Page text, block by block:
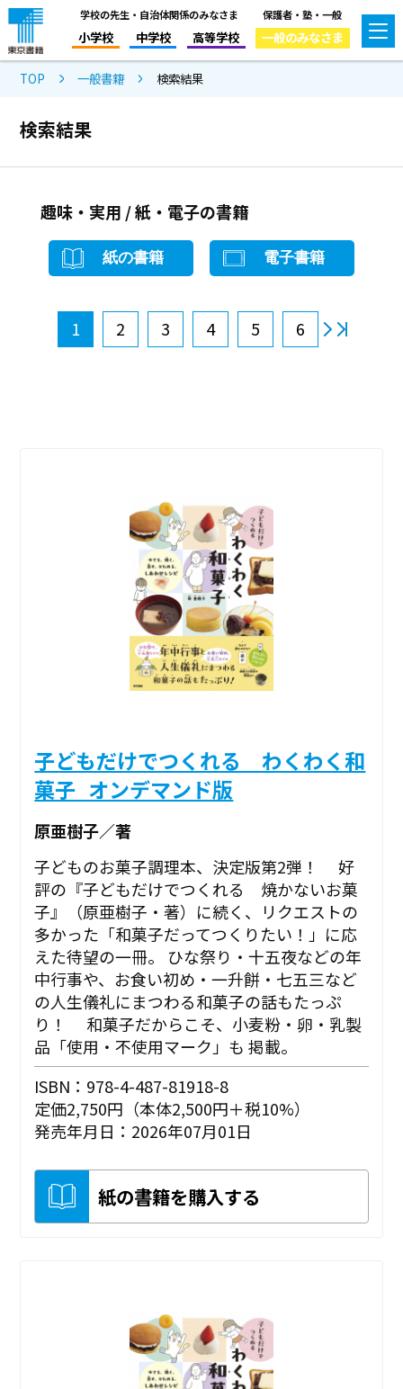
学校の先生・自治体関係のみなさま
小学校 中学校 高等学校
保護者・塾・一般
一般のみなさま
TOP 一般書籍 検索結果
検索結果
趣味・実用 / 紙・電子の書籍
紙の書籍 電子書籍
1 2 3 4 5 6
子どもだけでつくれる わくわく和
菓子_オンデマンド版
原亜樹子／著
子どものお菓子調理本、決定版第2弾！ 好
評の『子どもだけでつくれる 焼かないお菓
子』（原亜樹子・著）に続く、リクエストの
多かった「和菓子だってつくりたい！」に応
えた待望の一冊。 ひな祭り・十五夜などの年
中行事や、お食い初め・一升餅・七五三など
の人生儀礼にまつわる和菓子の話もたっぷ
り！ 和菓子だからこそ、小麦粉・卵・乳製
品「使用・不使用マーク」も 掲載。
ISBN：978-4-487-81918-8
定価2,750円（本体2,500円＋税10%）
発売年月日：2026年07月01日
紙の書籍を購入する